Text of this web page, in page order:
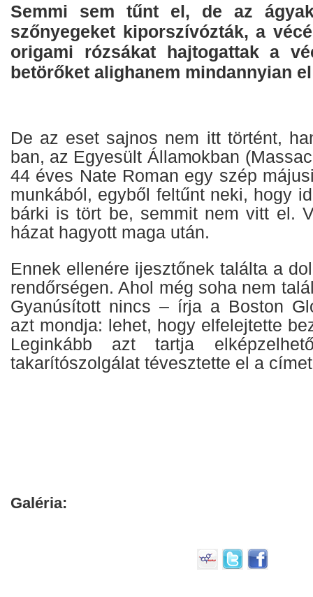
Semmi sem tűnt el, de az
szőnyegeket kiporszívózták, a
origami rózsákat hajtogattak a
betörőket alighanem mindannyian
De az eset sajnos nem itt történt,
ban, az Egyesült Államokban
44 éves Nate Roman egy szép
munkából, egyből feltűnt neki, hogy
bárki is tört be, semmit nem vitt el.
házat hagyott maga után.
Ennek ellenére ijesztőnek találta a
rendőrségen. Ahol még soha nem
Gyanúsított nincs – írja a Boston
azt mondja: lehet, hogy elfelejtette
Leginkább azt tartja
takarítószolgálat tévesztette el a
Galéria: